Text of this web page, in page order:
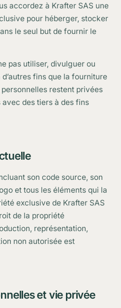
accordez à Krafter SAS une
pour héberger, stocker
le seul but de fournir le
pas utiliser, divulguer ou
fins que la fourniture
restent privées
des tiers à des fins
son code source, son
et tous les éléments qui la
exclusive de Krafter SAS
de la propriété
représentation,
non autorisée est
et vie privée